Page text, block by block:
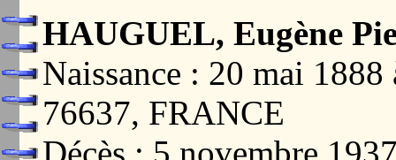
HAUGUEL, Eugène
Naissance : 20 mai
76637, FRANCE